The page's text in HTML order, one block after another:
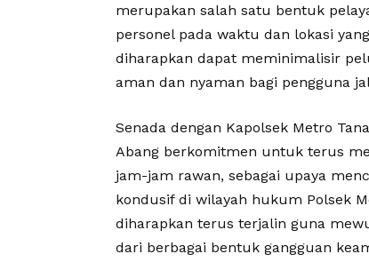
merupakan salah satu bentuk
personel pada waktu dan lokasi
diharapkan dapat meminimalisir
aman dan nyaman bagi pengguna
Senada dengan Kapolsek Metro
Abang berkomitmen untuk terus
jam-jam rawan, sebagai upaya
kondusif di wilayah hukum Polsek
diharapkan terus terjalin guna
dari berbagai bentuk gangguan